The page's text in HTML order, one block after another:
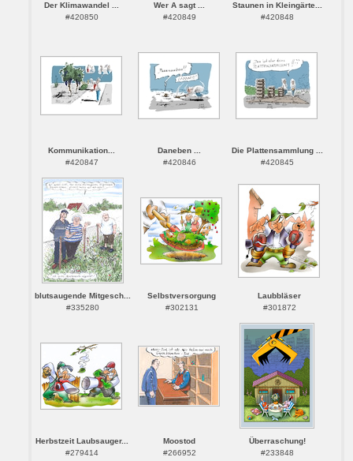
Der Klimawandel ...
#420850
Wer A sagt ...
#420849
Staunen in Kleingärte...
#420848
Kommunikation...
#420847
Daneben ...
#420846
Die Plattensammlung ...
#420845
blutsaugende Mitgesch...
#335280
Selbstversorgung
#302131
Laubbläser
#301872
Herbstzeit Laubsauger...
#279414
Moostod
#266952
Überraschung!
#233848